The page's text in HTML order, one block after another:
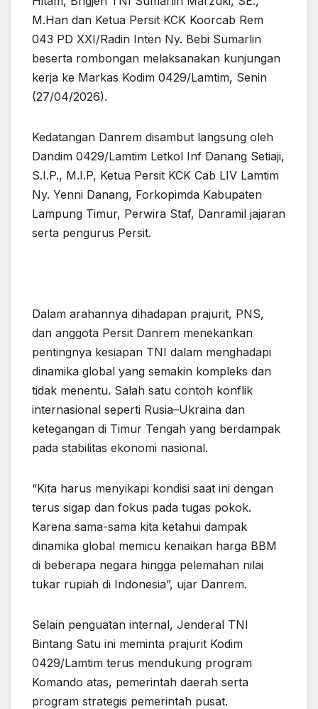
M.Han dan Ketua Persit KCK Koorcab Rem
043 PD XXI/Radin Inten Ny. Bebi Sumarlin
beserta rombongan melaksanakan kunjungan
kerja ke Markas Kodim 0429/Lamtim, Senin
(27/04/2026).
Kedatangan Danrem disambut langsung oleh
Dandim 0429/Lamtim Letkol Inf Danang Setiaji,
S.I.P., M.I.P, Ketua Persit KCK Cab LIV Lamtim
Ny. Yenni Danang, Forkopimda Kabupaten
Lampung Timur, Perwira Staf, Danramil jajaran
serta pengurus Persit.
Dalam arahannya dihadapan prajurit, PNS,
dan anggota Persit Danrem menekankan
pentingnya kesiapan TNI dalam menghadapi
dinamika global yang semakin kompleks dan
tidak menentu. Salah satu contoh konflik
internasional seperti Rusia–Ukraina dan
ketegangan di Timur Tengah yang berdampak
pada stabilitas ekonomi nasional.
“Kita harus menyikapi kondisi saat ini dengan
terus sigap dan fokus pada tugas pokok.
Karena sama-sama kita ketahui dampak
dinamika global memicu kenaikan harga BBM
di beberapa negara hingga pelemahan nilai
tukar rupiah di Indonesia”, ujar Danrem.
Selain penguatan internal, Jenderal TNI
Bintang Satu ini meminta prajurit Kodim
0429/Lamtim terus mendukung program
Komando atas, pemerintah daerah serta
program strategis pemerintah pusat.